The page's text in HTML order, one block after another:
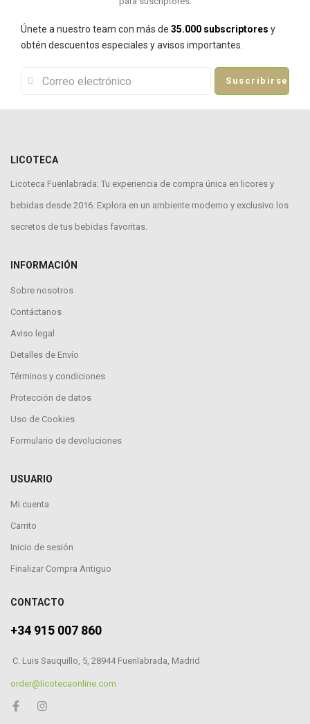
Únete a nuestro team con más de 35.000 subscriptores y
obtén descuentos especiales y avisos importantes.
Suscribirse
LICOTECA
Licoteca Fuenlabrada: Tu experiencia de compra única en licores y
bebidas desde 2016. Explora en un ambiente moderno y exclusivo los
secretos de tus bebidas favoritas.
INFORMACIÓN
Sobre nosotros
Contáctanos
Aviso legal
Detalles de Envío
Términos y condiciones
Protección de datos
Uso de Cookies
Formulario de devoluciones
USUARIO
Mi cuenta
Carrito
Inicio de sesión
Finalizar Compra Antiguo
CONTACTO
+34 915 007 860
C. Luis Sauquillo, 5, 28944 Fuenlabrada, Madrid
order@licotecaonline.com